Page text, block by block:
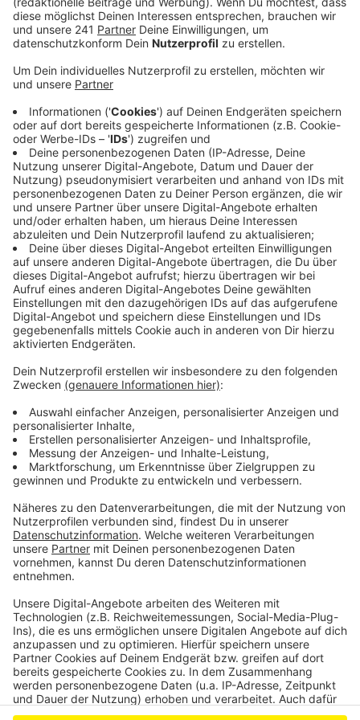
Anzeige
Veröffentlicht:Freitag, 09.06.2023 06:35
Das gilt aber nicht für alle städtischen Einrichtungen.
Die Hauptstelle der Stadtbibliothek in Wiesdorf ist
geöffnet und auch an der Musikschule läuft der
Unterricht ganz normal. Auch wer den Brückentag für
einen Museumsbesuch nutzen will kann sich freuen –
das Museum Morsbroich bleibt ebenfalls geöffnet.
Anzeige
Weitere Meldungen aus Leverkusen
Anzeige
Erneuter Einbruch in Leverkusener Grundschule
Vorbereitungen für EVL-Halbmarathon in Leverkusen
laufen
Absturz von Leverkusener Cessna über Kroatien
aufgeklärt
Anzeige
Anzeige